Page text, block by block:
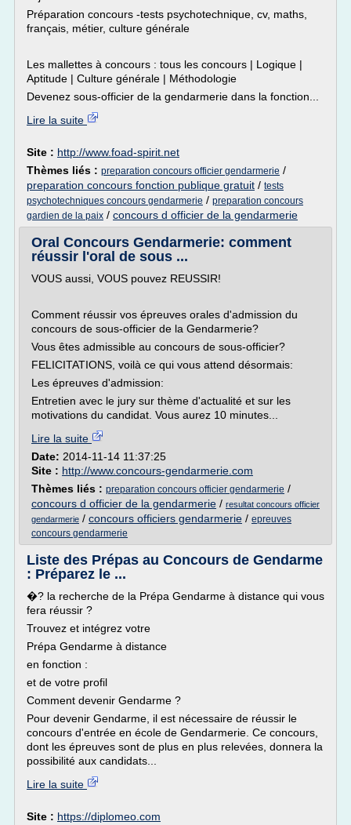
Préparation concours -tests psychotechnique, cv, maths,
français, métier, culture générale
Les mallettes à concours : tous les concours | Logique |
Aptitude | Culture générale | Méthodologie
Devenez sous-officier de la gendarmerie dans la fonction...
Lire la suite
Site : http://www.foad-spirit.net
Thèmes liés : preparation concours officier gendarmerie /
preparation concours fonction publique gratuit / tests
psychotechniques concours gendarmerie / preparation concours
gardien de la paix / concours d officier de la gendarmerie
Oral Concours Gendarmerie: comment
réussir l'oral de sous ...
VOUS aussi, VOUS pouvez REUSSIR!
Comment réussir vos épreuves orales d'admission du
concours de sous-officier de la Gendarmerie?
Vous êtes admissible au concours de sous-officier?
FELICITATIONS, voilà ce qui vous attend désormais:
Les épreuves d'admission:
Entretien avec le jury sur thème d'actualité et sur les
motivations du candidat. Vous aurez 10 minutes...
Lire la suite
Date: 2014-11-14 11:37:25
Site : http://www.concours-gendarmerie.com
Thèmes liés : preparation concours officier gendarmerie /
concours d officier de la gendarmerie / resultat concours officier
gendarmerie / concours officiers gendarmerie / epreuves
concours gendarmerie
Liste des Prépas au Concours de Gendarme
: Préparez le ...
�? la recherche de la Prépa Gendarme à distance qui vous
fera réussir ?
Trouvez et intégrez votre
Prépa Gendarme à distance
en fonction :
et de votre profil
Comment devenir Gendarme ?
Pour devenir Gendarme, il est nécessaire de réussir le
concours d'entrée en école de Gendarmerie. Ce concours,
dont les épreuves sont de plus en plus relevées, donnera la
possibilité aux candidats...
Lire la suite
Site : https://diplomeo.com